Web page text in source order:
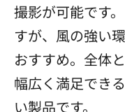
撮影が可能です
すが、風の強い
おすすめ。全体
幅広く満足でき
い製品です。